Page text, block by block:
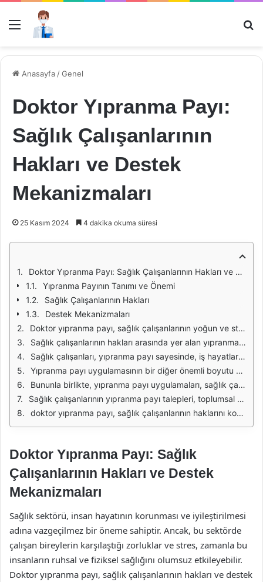
Menü
Anasayfa /Genel
Doktor Yıpranma Payı:
Sağlık Çalışanlarının
Hakları ve Destek
Mekanizmaları
25 Kasım 2024 4 dakika okuma süresi
Doktor Yıpranma Payı: Sağlık Çalışanlarının Hakları ve Destek Mekanizmaları
Yıpranma Payının Tanımı ve Önemi
Sağlık Çalışanlarının Hakları
Destek Mekanizmaları
Doktor yıpranma payı, sağlık çalışanlarının yoğun ve stresli çalışma koşullarının bir sonucu olarak ortaya çıkan bir haktır. Sağlık sektörü, uzun saatler, acil durumlar ve duygusal yüklerin yanı sıra, fiziksel ve zihinsel yıpranmayı da beraberinde getirmektedir. Bu nedenle, sağlık çalışanlarının yıpranma payı talep etmesi, onların hakları arasında yer almaktadır. Yıpranma payı, sağlık çalışanlarının daha sağlıklı bir çalışma ortamına sahip olmalarını sağlarken, aynı zamanda motivasyonlarını artırır ve iş verimliliğini yükseltir.
Sağlık çalışanlarının hakları arasında yer alan yıpranma payı, çeşitli ülkelerde farklı şekillerde uygulanmaktadır. Bazı ülkelerde, yıpranma payı, emeklilik süresinin kısaltılması veya ek maddi yardımlar olarak sağlanmaktadır. Bunun yanı sıra, yıpranma payı uygulaması, sağlık sektöründe çalışanların iş güvencesini artırırken, aynı zamanda onların ruhsal ve fiziksel sağlığını korumaya yönelik önlemler almayı da teşvik etmektedir.
Sağlık çalışanları, yıpranma payı sayesinde, iş hayatlarına daha sağlıklı bir bakış açısıyla yaklaşabilmektedir. Yıpranma payı uygulaması, çalışanların iş yükünü hafifletirken, stresle başa çıkmalarına yardımcı olan destek mekanizmalarını da içermektedir. Bu mekanizmalar arasında psikolojik destek hizmetleri, dinlenme alanları ve esnek çalışma saatleri gibi uygulamalar yer almaktadır. Bu tür destekler, sağlık çalışanlarının motivasyonunu artırırken, iş yerinde daha sağlıklı bir ortam oluşturmaktadır.
Yıpranma payı uygulamasının bir diğer önemli boyutu da, sağlık çalışanlarının alacakları eğitim ve gelişim fırsatlarıdır. Sağlık sektöründe sürekli değişen koşullar ve yeni teknolojilerin ortaya çıkması, çalışanların sürekli olarak kendilerini geliştirmelerini zorunlu kılmaktadır. Yıpranma payı, sağlık çalışanlarına bu eğitim ve gelişim fırsatlarına erişim sağlayarak, kariyerlerinde ilerlemelerine katkıda bulunmaktadır.
Bununla birlikte, yıpranma payı uygulamaları, sağlık çalışanlarının iş güvenliğini artırmayı da hedeflemektedir. Yıpranma payının sağlanması, sağlık çalışanlarının mesleklerini daha güvenli bir şekilde icra etmelerini sağlarken, aynı zamanda iş kazalarının ve meslek hastalıklarının da önüne geçmektedir. Böylece, hem çalışanların hem de hastaların güvenliği artırılmış olmaktadır.
Sağlık çalışanlarının yıpranma payı talepleri, toplumsal farkındalığın artmasıyla birlikte daha fazla gündeme gelmektedir. Kamuoyu bilincinin artması, sağlık sektöründe çalışanların haklarına yönelik daha fazla destek sağlanmasına zemin hazırlamaktadır. Bu durum, sağlık çalışanlarının haklarının korunması ve iyileştirilmesi için önemli bir adım oluşturmaktadır.
doktor yıpranma payı, sağlık çalışanlarının haklarını koruyan ve destekleyen önemli bir mekanizma olarak öne çıkmaktadır. Sağlık sektöründe çalışanların yıpranma payı talepleri, hem kişisel hem de mesleki gelişimlerini destekleyerek, daha sağlıklı bir çalışma ortamı yaratma amacını gütmektedir. Bu nedenle, sağlık çalışanlarının yıpranma payı taleplerinin dikkate alınması ve desteklenmesi büyük önem taşımaktadır.
Doktor Yıpranma Payı: Sağlık
Çalışanlarının Hakları ve Destek
Mekanizmaları
Sağlık sektörü, insan hayatının korunması ve iyileştirilmesi
adına vazgeçilmez bir öneme sahiptir. Ancak, bu sektörde
çalışan bireylerin karşılaştığı zorluklar ve stres, zamanla bu
insanların ruhsal ve fiziksel sağlığını olumsuz etkileyebilir.
Doktor yıpranma payı, sağlık çalışanlarının hakları ve destek